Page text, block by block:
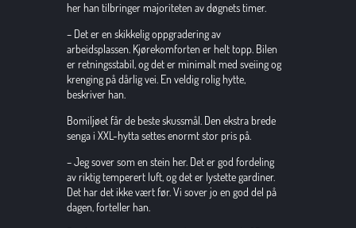
her han tilbringer majoriteten av døgnets timer.
– Det er en skikkelig oppgradering av
arbeidsplassen. Kjørekomforten er helt topp. Bilen
er retningsstabil, og det er minimalt med sveiing og
krenging på dårlig vei. En veldig rolig hytte,
beskriver han.
Bomiljøet får de beste skussmål. Den ekstra brede
senga i XXL-hytta settes enormt stor pris på.
– Jeg sover som en stein her. Det er god fordeling
av riktig temperert luft, og det er lystette gardiner.
Det har det ikke vært før. Vi sover jo en god del på
dagen, forteller han.